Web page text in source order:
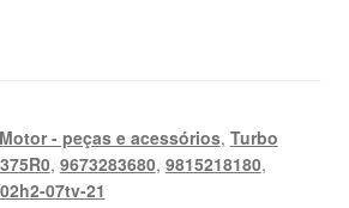
Motor - peças e acessórios, Turbo
, 9673283680, 9815218180,
07tv-21